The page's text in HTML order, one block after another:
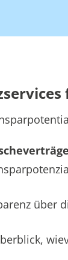
über